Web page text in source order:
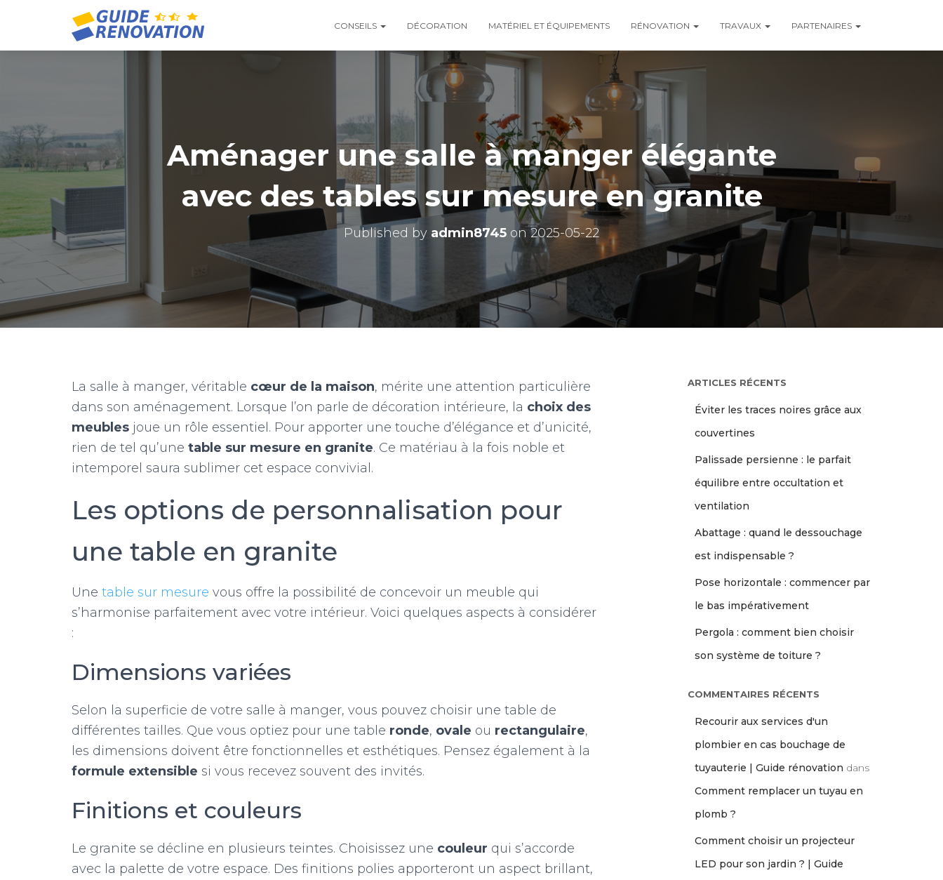
CONSEILS DÉCORATION MATÉRIEL ET ÉQUIPEMENTS RÉNOVATION TRAVAUX PARTENAIRES
Aménager une salle à manger élégante
avec des tables sur mesure en granite
Published by admin8745 on 2025-05-22
La salle à manger, véritable cœur de la maison, mérite une attention particulière
dans son aménagement. Lorsque l’on parle de décoration intérieure, la choix des
meubles joue un rôle essentiel. Pour apporter une touche d’élégance et d’unicité,
rien de tel qu’une table sur mesure en granite. Ce matériau à la fois noble et
intemporel saura sublimer cet espace convivial.
Les options de personnalisation pour
une table en granite
Une table sur mesure vous offre la possibilité de concevoir un meuble qui
s’harmonise parfaitement avec votre intérieur. Voici quelques aspects à considérer
:
Dimensions variées
Selon la superficie de votre salle à manger, vous pouvez choisir une table de
différentes tailles. Que vous optiez pour une table ronde, ovale ou rectangulaire,
les dimensions doivent être fonctionnelles et esthétiques. Pensez également à la
formule extensible si vous recevez souvent des invités.
Finitions et couleurs
Le granite se décline en plusieurs teintes. Choisissez une couleur qui s’accorde
avec la palette de votre espace. Des finitions polies apporteront un aspect brillant,
ARTICLES RÉCENTS
Éviter les traces noires grâce aux
couvertines
Palissade persienne : le parfait
équilibre entre occultation et
ventilation
Abattage : quand le dessouchage
est indispensable ?
Pose horizontale : commencer par
le bas impérativement
Pergola : comment bien choisir
son système de toiture ?
COMMENTAIRES RÉCENTS
Recourir aux services d'un
plombier en cas bouchage de
tuyauterie | Guide rénovation dans
Comment remplacer un tuyau en
plomb ?
Comment choisir un projecteur
LED pour son jardin ? | Guide